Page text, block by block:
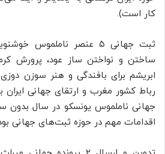
کار است).
ثبت جهانی ۵ عنصر ناملموس
ساختن و نواختن ساز عود، پرورش
ابریشم برای بافندگی و هنر سوزن
رباط کشور مغرب و ارتقای جهانی
جهانی ناملموس یونسکو در سال بدون
اقدامات مهم در حوزه ثبت‌های جهانی